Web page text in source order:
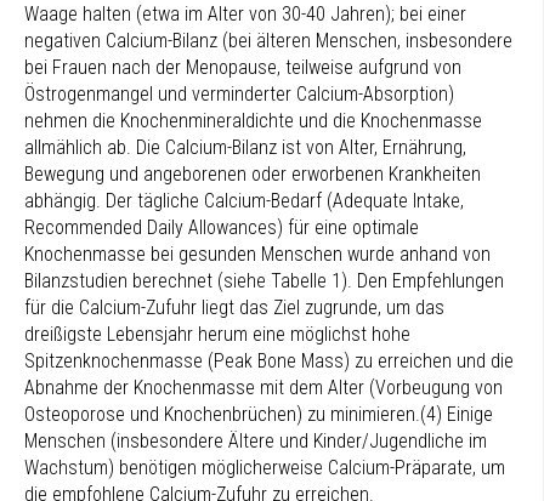
Waage halten (etwa im Alter von 30-40 Jahren); bei einer
negativen Calcium-Bilanz (bei älteren Menschen, insbesondere
bei Frauen nach der Menopause, teilweise aufgrund von
Östrogenmangel und verminderter Calcium-Absorption)
nehmen die Knochenmineraldichte und die Knochenmasse
allmählich ab. Die Calcium-Bilanz ist von Alter, Ernährung,
Bewegung und angeborenen oder erworbenen Krankheiten
abhängig. Der tägliche Calcium-Bedarf (Adequate Intake,
Recommended Daily Allowances) für eine optimale
Knochenmasse bei gesunden Menschen wurde anhand von
Bilanzstudien berechnet (siehe Tabelle 1). Den Empfehlungen
für die Calcium-Zufuhr liegt das Ziel zugrunde, um das
dreißigste Lebensjahr herum eine möglichst hohe
Spitzenknochenmasse (Peak Bone Mass) zu erreichen und die
Abnahme der Knochenmasse mit dem Alter (Vorbeugung von
Osteoporose und Knochenbrüchen) zu minimieren.(4) Einige
Menschen (insbesondere Ältere und Kinder/Jugendliche im
Wachstum) benötigen möglicherweise Calcium-Präparate, um
die empfohlene Calcium-Zufuhr zu erreichen.